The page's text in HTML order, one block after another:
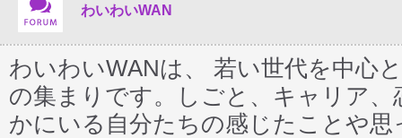
わいわいWAN
わいわいWANは、 若い世代を中心
の集まりです。しごと、キャリア
かにいる自分たちの感じたことや